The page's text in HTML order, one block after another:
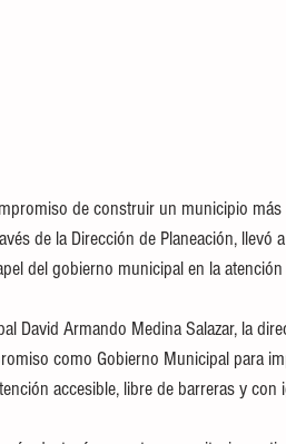
de construir un municipio
de la Dirección de Planeación, llevó
del gobierno municipal en la
David Armando Medina Salazar, la
como Gobierno Municipal para
accesible, libre de barreras y